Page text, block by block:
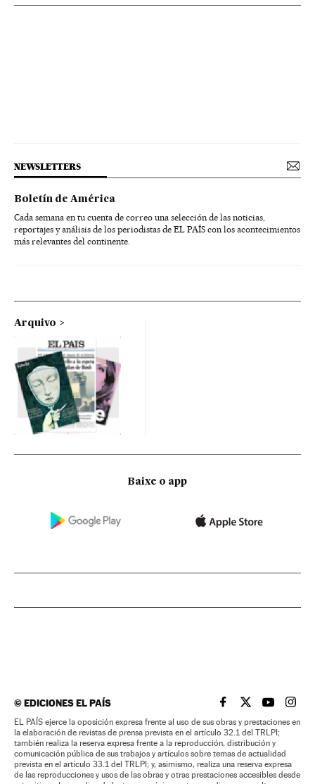
NEWSLETTERS
Boletín de América
Cada semana en tu cuenta de correo una selección de las noticias,
reportajes y análisis de los periodistas de EL PAÍS con los acontecimientos
más relevantes del continente.
Arquivo
Baixe o app
©EDICIONES EL PAÍS EL PAÍS BRASIL EN
EL PAÍSEL PAÍS
EL
EL PAÍS ejerce la oposición expresa frente al uso de sus obras y prestaciones en
la elaboración de revistas de prensa prevista en el artículo 32.1 del TRLPI;
también realiza la reserva expresa frente a la reproducción, distribución y
comunicación pública de sus trabajos y artículos sobre temas de actualidad
prevista en el artículo 33.1 del TRLPI; y, asimismo, realiza una reserva expresa
de las reproducciones y usos de las obras y otras prestaciones accesibles desde